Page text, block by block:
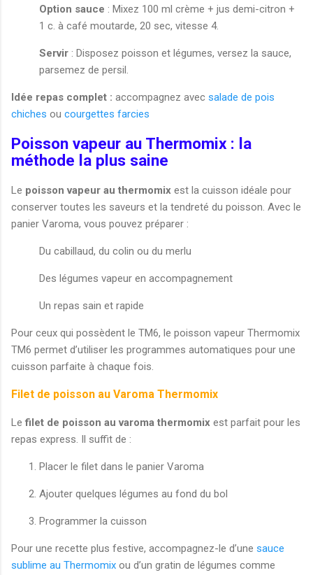
Option sauce : Mixez 100 ml crème + jus demi-citron +
1 c. à café moutarde, 20 sec, vitesse 4.
Servir : Disposez poisson et légumes, versez la sauce,
parsemez de persil.
Idée repas complet : accompagnez avec salade de pois
chiches ou courgettes farcies
Poisson vapeur au Thermomix : la
méthode la plus saine
Le poisson vapeur au thermomix est la cuisson idéale pour
conserver toutes les saveurs et la tendreté du poisson. Avec le
panier Varoma, vous pouvez préparer :
Du cabillaud, du colin ou du merlu
Des légumes vapeur en accompagnement
Un repas sain et rapide
Pour ceux qui possèdent le TM6, le poisson vapeur Thermomix
TM6 permet d’utiliser les programmes automatiques pour une
cuisson parfaite à chaque fois.
Filet de poisson au Varoma Thermomix
Lefilet de poisson au varoma thermomix est parfait pour les
repas express. Il suffit de :
Placer le filet dans le panier Varoma
Ajouter quelques légumes au fond du bol
Programmer la cuisson
Pour une recette plus festive, accompagnez-le d’une sauce
sublime au Thermomix ou d’un gratin de légumes comme